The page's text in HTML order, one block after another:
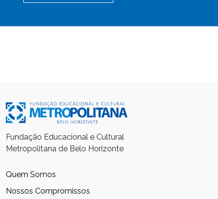
Fundação Educacional e Cultural
Metropolitana de Belo Horizonte
Quem Somos
Nossos Compromissos